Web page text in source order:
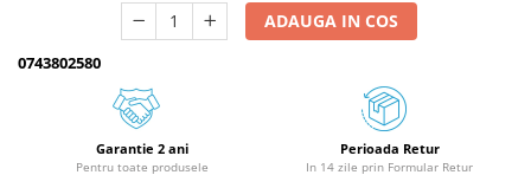
Consumabile drujbe, fierastraie
Drujbe electrice
Unelte electrice busteni
Mori cereale si batoze porumb
Batoze - mori desfacat porumb
ADAUGA IN COS
0743802580
Garantie 2 ani
Pentru toate produsele
Perioada Retur
In 14 zile prin Formular Retur